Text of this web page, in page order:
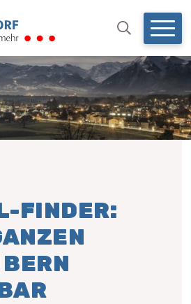
IN
Suche starten
FINDER: